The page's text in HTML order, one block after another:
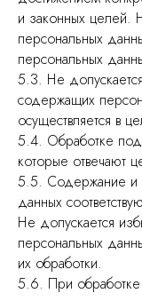
и законных целей.
персональных
персональных
5.3. Не
содержащих
осуществляется в
5.4. Обработке
которые отвечают
5.5. Содержание и
данных
Не допускается
персональных
их обработки.
5.6. При обработке